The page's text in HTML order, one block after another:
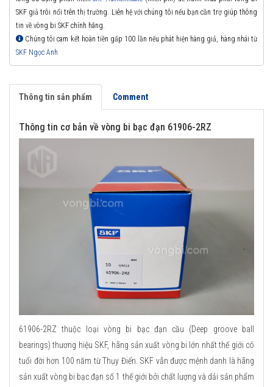
SKF giả trôi nổi trên thị trường. Liên hệ với chúng tôi nếu bạn cần trợ giúp thông
tin về vòng bi SKF chính hãng.
Chúng tôi cam kết hoàn tiền gấp 100 lần nếu phát hiện hàng giả, hàng nhái từ
SKF Ngọc Anh
Thông tin sản phẩm Comment
Thông tin cơ bản về vòng bi bạc đạn 61906-2RZ
61906-2RZ thuộc loại vòng bi bạc đạn cầu (Deep groove ball
bearings) thương hiệu SKF, hãng sản xuất vòng bi lớn nhất thế giới có
tuổi đời hơn 100 năm từ Thụy Điển. SKF vẫn được mệnh danh là hãng
sản xuất vòng bi bạc đạn số 1 thế giới bởi chất lượng và dải sản phẩm